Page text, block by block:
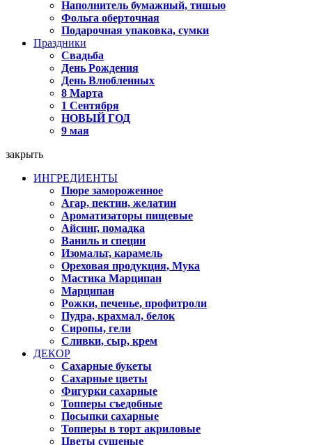
Наполнитель бумажный, тишью
Фольга оберточная
Подарочная упаковка, сумки
Праздники
Свадьба
День Рождения
День Влюбленных
8 Марта
1 Сентября
НОВЫЙ ГОД
9 мая
закрыть
ИНГРЕДИЕНТЫ
Пюре замороженное
Агар, пектин, желатин
Ароматизаторы пищевые
Айсинг, помадка
Ваниль и специи
Изомальт, карамель
Ореховая продукция, Мука
Мастика Марципан
Марципан
Рожки, печенье, профитроли
Пудра, крахмал, белок
Сиропы, гели
Сливки, сыр, крем
ДЕКОР
Сахарные букеты
Сахарные цветы
Фигурки сахарные
Топперы съедобные
Посыпки сахарные
Топперы в торт акриловые
Цветы сушеные